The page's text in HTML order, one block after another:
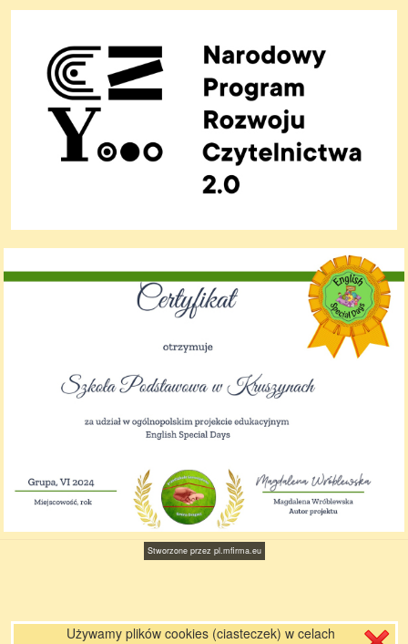
Stworzone przez pl.mfirma.eu
Używamy plików cookies (ciasteczek) w celach